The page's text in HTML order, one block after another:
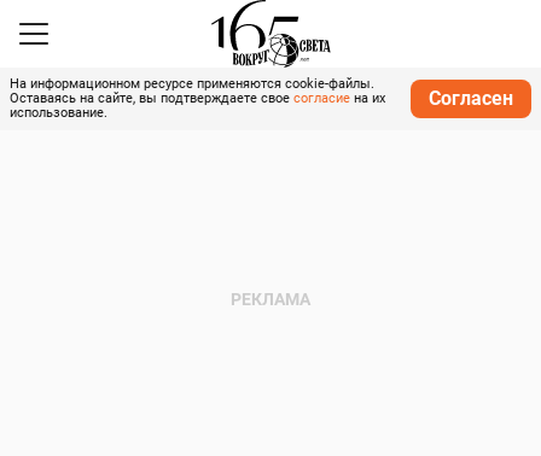
На информационном ресурсе применяются cookie-файлы.
Оставаясь на сайте, вы подтверждаете свое согласие на их
использование.
Согласен